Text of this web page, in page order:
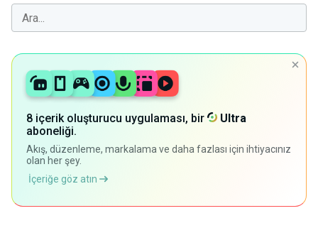
8 içerik oluşturucu uygulaması, bir
Ultra
aboneliği.
Akış, düzenleme, markalama ve daha fazlası için ihtiyacınız
olan her şey.
İçeriğe göz atın